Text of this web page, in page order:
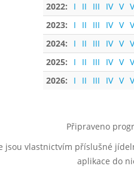
2022:
I II III IV V
2023:
I II III IV V
2024:
I II III IV V
2025:
I II III IV V
2026:
I II III IV V
Připraveno
jsou vlastnictvím příslušné
aplikace do